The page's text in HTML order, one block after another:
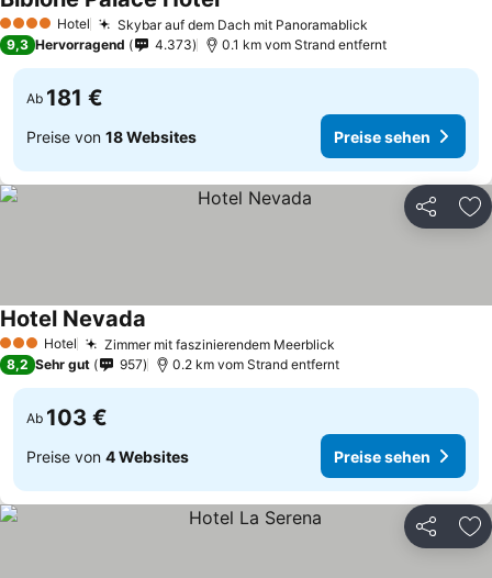
4 Sterne Hotel Skybar auf dem Dach mit Panoramablick
9,3 Hervorragend 4.373 0.1 km vom Strand entfernt
Ab 181 €
Preise von 18 Websites Preise sehen
Teilen
3 SterneHotel Zimmer mit faszinierendem Meerblick
Hotel Nevada
8,2 Sehr gut 957 0.2 km vom Strand entfernt
Ab 103 €
Preise von 4 Websites Preise sehen
Teilen